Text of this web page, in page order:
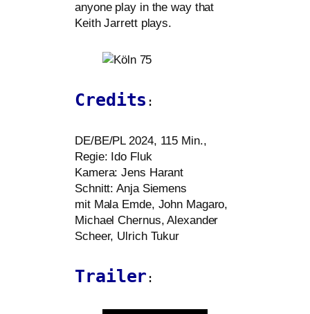
anyo­ne play in the way that
Keith Jarrett plays.
Credits :
DE/BE/PL2024, 115 Min.,
Regie: Ido Fluk
Kamera: Jens Harant
Schnitt: Anja Siemens
mit Mala Emde, John Magaro,
Michael Chernus, Alexander
Scheer, Ulrich Tukur
Trailer :